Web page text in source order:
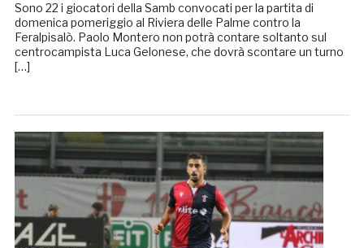
Sono 22 i giocatori della Samb convocati per la partita di
domenica pomeriggio al Riviera delle Palme contro la
Feralpisalò. Paolo Montero non potrà contare soltanto sul
centrocampista Luca Gelonese, che dovrà scontare un turno
[…]